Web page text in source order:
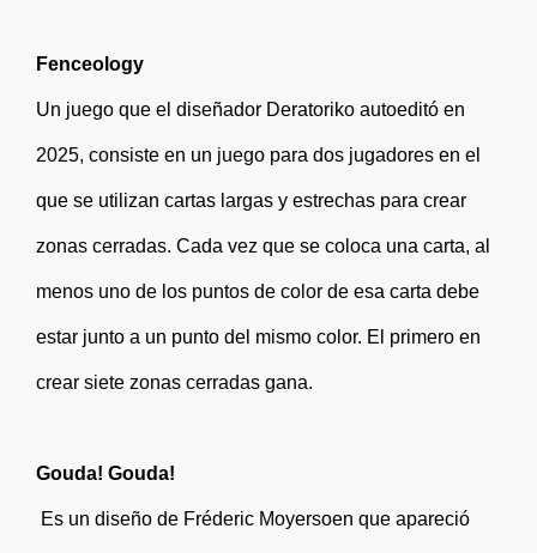
Fenceology
Un juego que el diseñador Deratoriko autoeditó en
2025, consiste en un juego para dos jugadores en el
que se utilizan cartas largas y estrechas para crear
zonas cerradas. Cada vez que se coloca una carta, al
menos uno de los puntos de color de esa carta debe
estar junto a un punto del mismo color. El primero en
crear siete zonas cerradas gana.
Gouda! Gouda!
Es un diseño de Fréderic Moyersoen que apareció